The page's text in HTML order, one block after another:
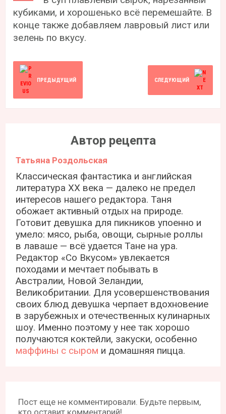
кубиками, и хорошенько всё перемешайте. В
конце также добавляем лавровый лист или
зелень по вкусу.
ПРЕДЫДУЩИЙ СЛЕДУЮЩИЙ
Автор рецепта
Татьяна Роздольская
Классическая фантастика и английская
литература ХХ века — далеко не предел
интересов нашего редактора. Таня
обожает активный отдых на природе.
Готовит девушка для пикников упоенно и
умело: мясо, рыба, овощи, сырные роллы
в лаваше — всё удается Тане на ура.
Редактор «Со Вкусом» увлекается
походами и мечтает побывать в
Австралии, Новой Зеландии,
Великобритании. Для усовершенствования
своих блюд девушка черпает вдохновение
в зарубежных и отечественных кулинарных
шоу. Именно поэтому у нее так хорошо
получаются коктейли, закуски, особенно
маффины с сыром и домашняя пицца.
Пост еще не комментировали. Будьте первым,